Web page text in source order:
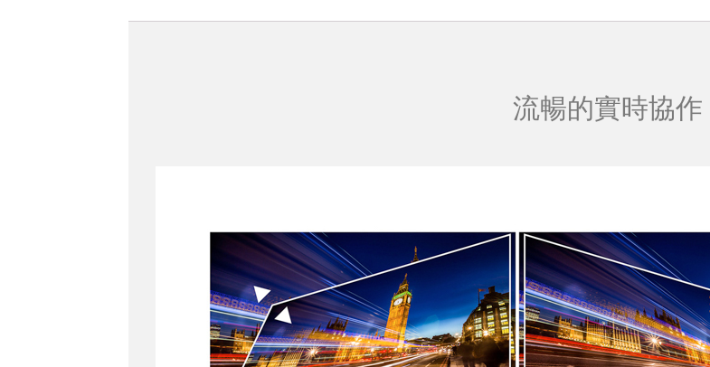
流暢的實時協作